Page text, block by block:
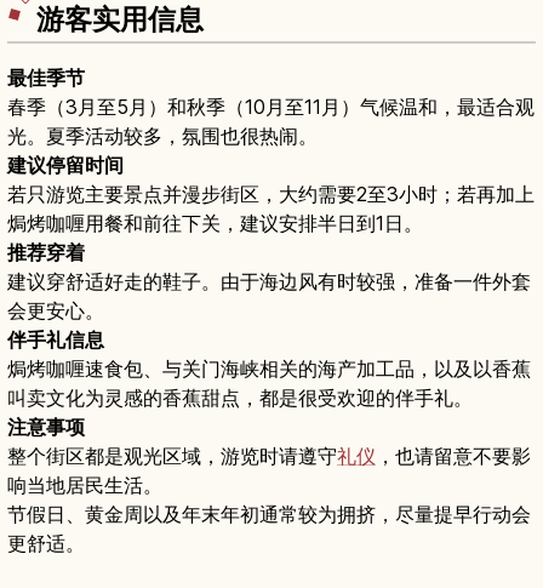
游客实用信息
最佳季节
春季（3月至5月）和秋季（10月至11月）气候温和，最适合观
光。夏季活动较多，氛围也很热闹。
建议停留时间
若只游览主要景点并漫步街区，大约需要2至3小时；若再加上
焗烤咖喱用餐和前往下关，建议安排半日到1日。
推荐穿着
建议穿舒适好走的鞋子。由于海边风有时较强，准备一件外套
会更安心。
伴手礼信息
焗烤咖喱速食包、与关门海峡相关的海产加工品，以及以香蕉
叫卖文化为灵感的香蕉甜点，都是很受欢迎的伴手礼。
注意事项
整个街区都是观光区域，游览时请遵守礼仪 ，也请留意不要影
响当地居民生活。
节假日、黄金周以及年末年初通常较为拥挤，尽量提早行动会
更舒适。